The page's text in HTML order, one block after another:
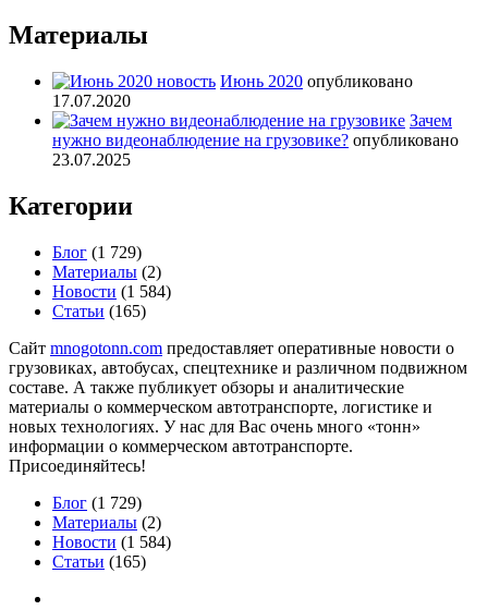
Материалы
Июнь 2020 опубликовано
17.07.2020
Зачем
нужно видеонаблюдение на грузовике? опубликовано
23.07.2025
Категории
Блог (1 729)
Материалы (2)
Новости (1 584)
Статьи (165)
Сайт mnogotonn.com предоставляет оперативные новости о
грузовиках, автобусах, спецтехнике и различном подвижном
составе. А также публикует обзоры и аналитические
материалы о коммерческом автотранспорте, логистике и
новых технологиях. У нас для Вас очень много «тонн»
информации о коммерческом автотранспорте.
Присоединяйтесь!
Блог (1 729)
Материалы (2)
Новости (1 584)
Статьи (165)